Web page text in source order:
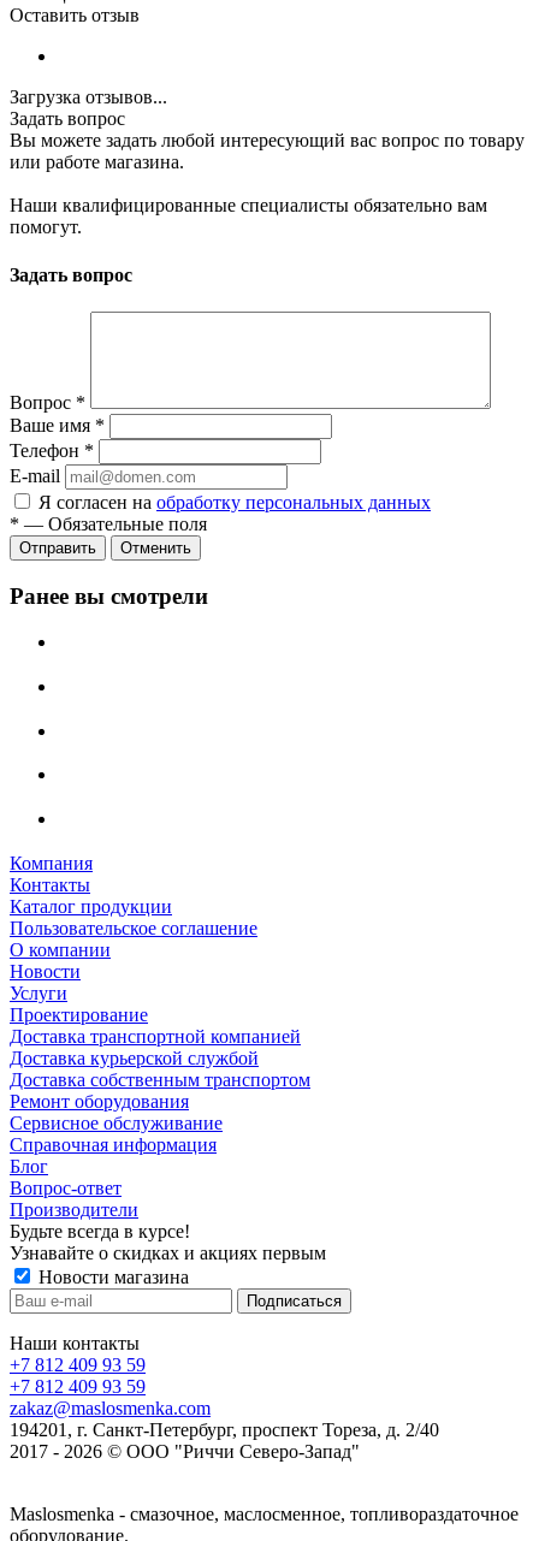
Оставить отзыв
Загрузка отзывов...
Задать вопрос
Вы можете задать любой интересующий вас вопрос по товару
или работе магазина.
Наши квалифицированные специалисты обязательно вам
помогут.
Задать вопрос
Вопрос *
Ваше имя *
Телефон *
E-mail
Я согласен на обработку персональных данных
* — Обязательные поля
Отменить
Ранее вы смотрели
Компания
Контакты
Каталог продукции
Пользовательское соглашение
О компании
Новости
Услуги
Проектирование
Доставка транспортной компанией
Доставка курьерской службой
Доставка собственным транспортом
Ремонт оборудования
Сервисное обслуживание
Справочная информация
Блог
Вопрос-ответ
Производители
Будьте всегда в курсе!
Узнавайте о скидках и акциях первым
Новости магазина
Наши контакты
+7 812 409 93 59
+7 812 409 93 59
zakaz@maslosmenka.com
194201, г. Санкт-Петербург, проспект Тореза, д. 2/40
2017 - 2026 © ООО "Риччи Северо-Запад"
Maslosmenka - смазочное, маслосменное, топливораздаточное
оборудование.